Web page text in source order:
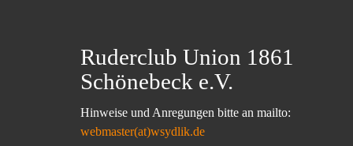
Ruderclub Union 1861
Schönebeck e.V.
Hinweise und Anregungen bitte an mailto:
webmaster(at)wsydlik.de